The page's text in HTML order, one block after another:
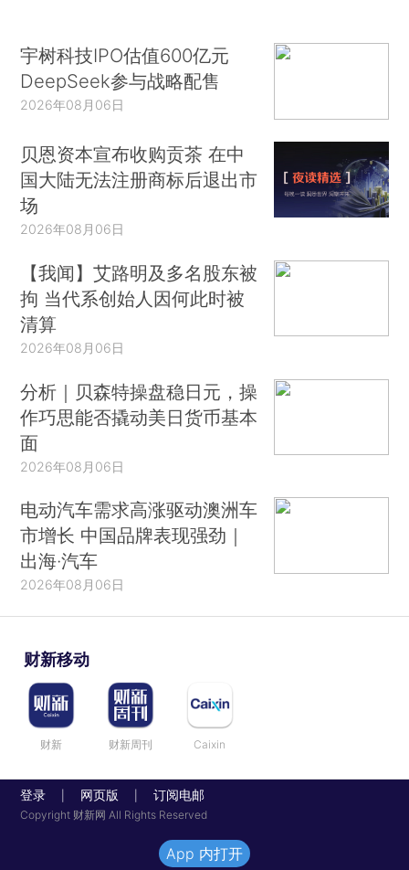
宇树科技IPO估值600亿元
DeepSeek参与战略配售
2026年08月06日
贝恩资本宣布收购贡茶 在中
国大陆无法注册商标后退出市
场
2026年08月06日
【我闻】艾路明及多名股东被
拘 当代系创始人因何此时被
清算
2026年08月06日
分析｜贝森特操盘稳日元，操
作巧思能否撬动美日货币基本
面
2026年08月06日
电动汽车需求高涨驱动澳洲车
市增长 中国品牌表现强劲｜
出海·汽车
2026年08月06日
财新移动
财新 财新周刊 Caixin
登录 网页版 订阅电邮
Copyright 财新网 All Rights Reserved
App 内打开